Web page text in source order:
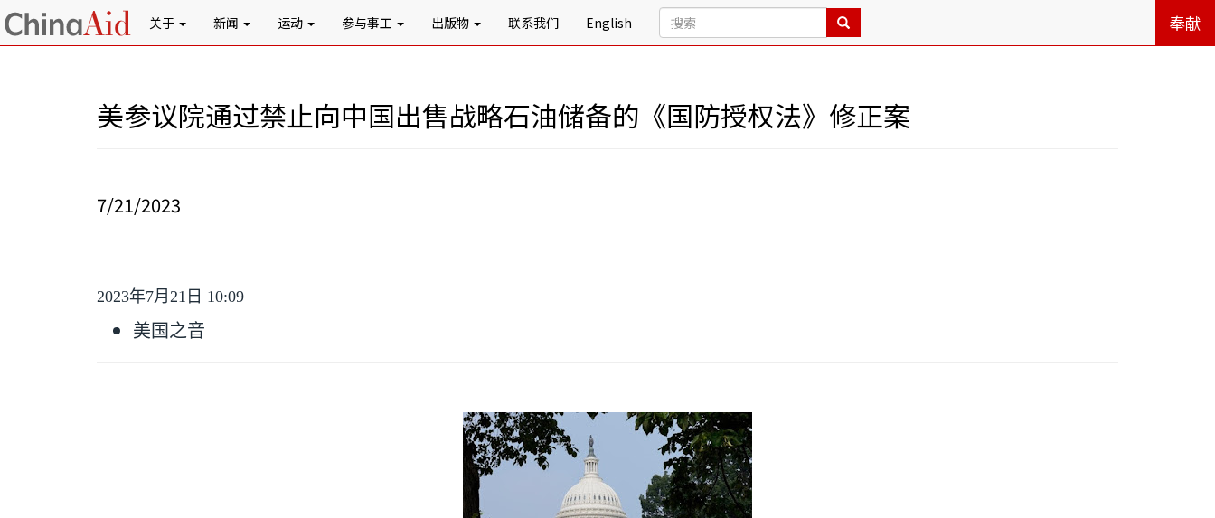
关于 新闻 运动 参与事工 出版物 联系我们 English 奉献
美参议院通过禁止向中国出售战略石油储备的《国防授权法》修正案
7/21/2023
2023年7月 21 日 10:09
美国之音